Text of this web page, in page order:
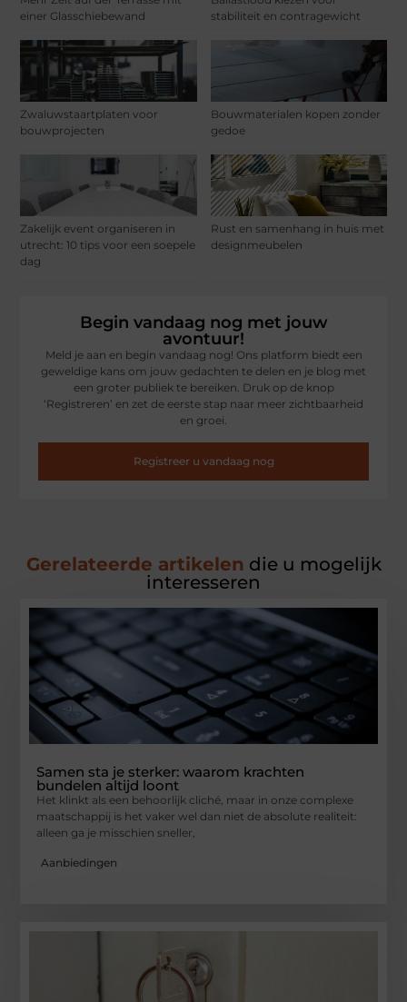
einer Glasschiebewand
stabiliteit en contragewicht
Zwaluwstaartplaten voor
bouwprojecten
Bouwmaterialen kopen zonder
gedoe
Zakelijk event organiseren in
utrecht: 10 tips voor een soepele
dag
Rust en samenhang in huis met
designmeubelen
Begin vandaag nog met jouw
avontuur!
Meld je aan en begin vandaag nog! Ons platform biedt een
geweldige kans om jouw gedachten te delen en je blog met
een groter publiek te bereiken. Druk op de knop
‘Registreren’ en zet de eerste stap naar meer zichtbaarheid
en groei.
Registreer u vandaag nog
Gerelateerde artikelen die u mogelijk
interesseren
Samen sta je sterker: waarom krachten
bundelen altijd loont
Het klinkt als een behoorlijk cliché, maar in onze complexe
maatschappij is het vaker wel dan niet de absolute realiteit:
alleen ga je misschien sneller,
Aanbiedingen